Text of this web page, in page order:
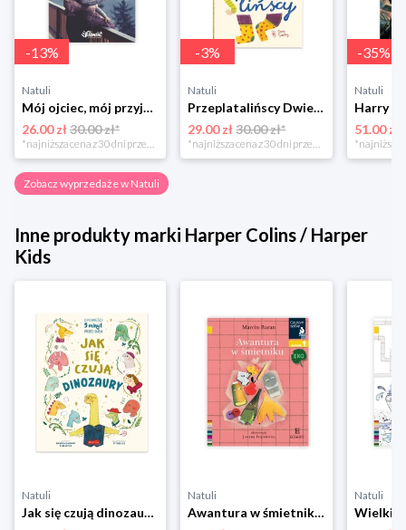
-13%
Natuli
Mój ojciec, mój przyjaciel Element
26.00 zł30.00 zł*
*najniższa cena z 30 dni przed obniżką
-3%
Natuli
Przeplatalińscy Dwie siostry
29.00 zł 30.00 zł*
*najniższa cena z 30 dni przed obniżką
-35%
Natuli
51.00 zł
Zobacz wyprzedaże w Natuli
Inne produkty marki Harper Colins / Harper
Kids
Natuli
Jak się czują dinozaury. Opowieści 5 minut przed snem Harper colins / harper kids
Natuli
Awantura w śmietniku. Czytam sobie Eko. Poziom 1 Harper colins / harper kids
Natuli